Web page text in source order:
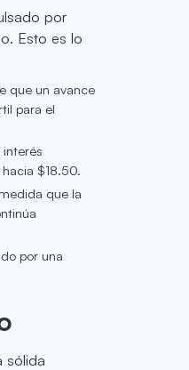
por
Esto es lo
que un avance
para el
$18.50.
que la
por una
sólida